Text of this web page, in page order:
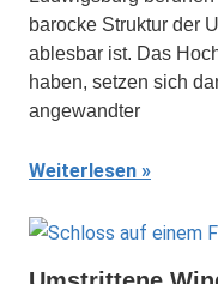
barocke Struktur der
ablesbar ist. Das
haben, setzen sich
angewandter
Weiterlesen